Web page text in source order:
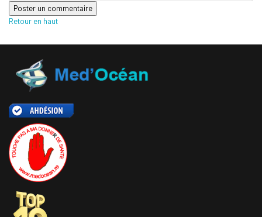
Retour en haut